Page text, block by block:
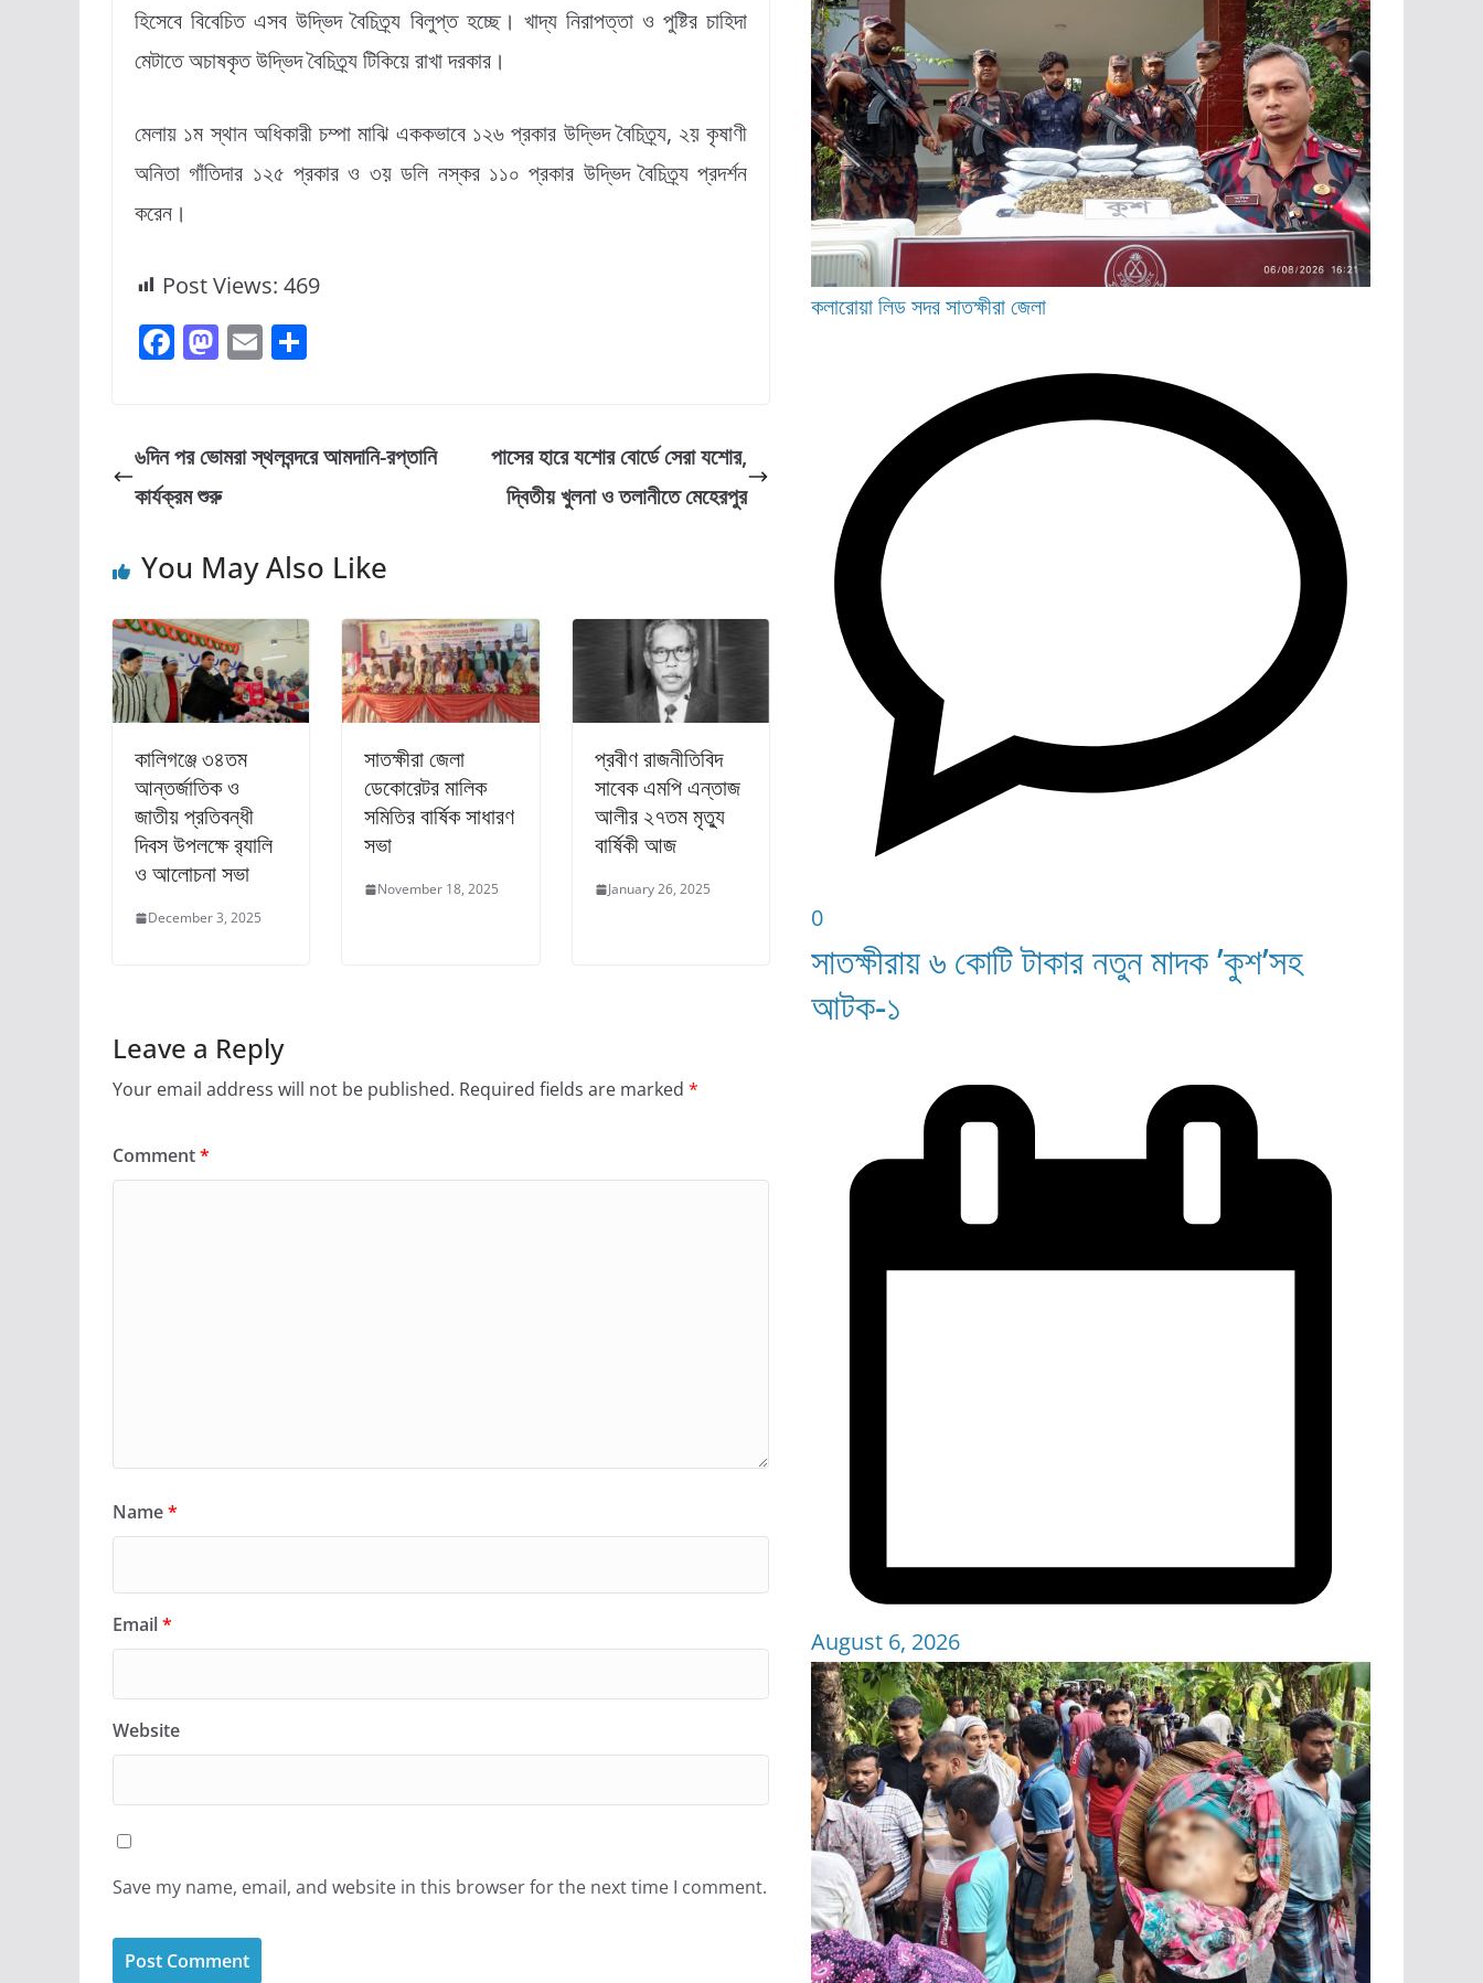
হিসেবে বিবেচিত এসব উদ্ভিদ বৈচিত্র্য বিলুপ্ত হচ্ছে। খাদ্য নিরাপত্তা ও পুষ্টির চাহিদা
মেটাতে অচাষকৃত উদ্ভিদ বৈচিত্র্য টিকিয়ে রাখা দরকার।
মেলায় ১ম স্থান অধিকারী চম্পা মাঝি এককভাবে ১২৬ প্রকার উদ্ভিদ বৈচিত্র্য, ২য় কৃষাণী
অনিতা গাঁতিদার ১২৫ প্রকার ও ৩য় ডলি নস্কর ১১০ প্রকার উদ্ভিদ বৈচিত্র্য প্রদর্শন
করেন।
Post Views: 469
F
e
b
o
o
k
M
o
d
n
E
l e
৬দিন পর ভোমরা স্থলবন্দরে আমদানি-রপ্তানি
কার্যক্রম শুরু
পাসের হারে যশোর বোর্ডে সেরা যশোর,
দ্বিতীয় খুলনা ও তলানীতে মেহেরপুর
You May Also Like
কালিগঞ্জে ৩৪তম
আন্তর্জাতিক ও
জাতীয় প্রতিবন্ধী
দিবস উপলক্ষে র‍্যালি
ও আলোচনা সভা
December 3, 2025
সাতক্ষীরা জেলা
ডেকোরেটর মালিক
সমিতির বার্ষিক সাধারণ
সভা
November 18, 2025
প্রবীণ রাজনীতিবিদ
সাবেক এমপি এন্তাজ
আলীর ২৭তম মৃত্যু
বার্ষিকী আজ
January 26, 2025
Leave a Reply
Your email address will not be published. Required fields are marked *
Comment*
Name*
Email*
Website
Save my name, email, and website in this browser for the next time I comment.
কলারোয়ালিডসদরসাতক্ষীরা জেলা
0
সাতক্ষীরায় ৬ কোটি টাকার নতুন মাদক ’কুশ’সহ
আটক-১
August 6, 2026